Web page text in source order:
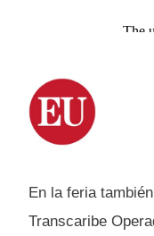
En la feria
Transcaribe